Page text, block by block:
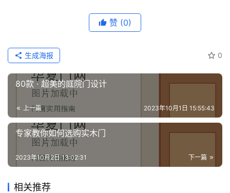
赞 (0)
0
生成海报
80款 · 超美的庭院门设计
上一篇 2023年10月1日 15:55:43
专家教你如何选购实木门
下一篇
2023年10月2日 13:02:31
相关推荐